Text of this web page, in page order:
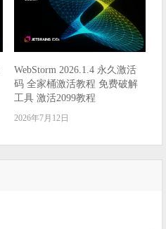
WebStorm 2026.1.4 永久激活
码 全家桶激活教程 免费破解
工具 激活2099教程
2026年7月12日